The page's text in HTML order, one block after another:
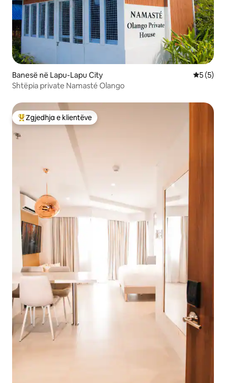
Banesë në Lapu-Lapu City
5 (5)
Shtëpia private Namasté Olango
Më të mirat e zgjedhjeve të klientëve
Zgjedhja e klientëve